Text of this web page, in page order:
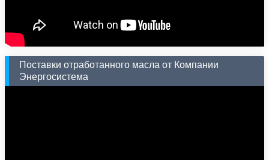
Поставки отработанного масла от Компании
Энергосистема